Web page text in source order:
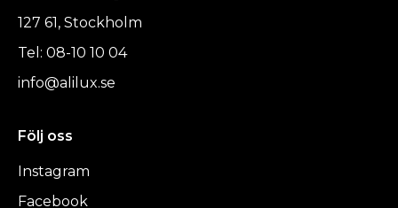
127 61, Stockholm
Tel: 08-10 10 04
info@alilux.se
Följ oss
Instagram
Facebook